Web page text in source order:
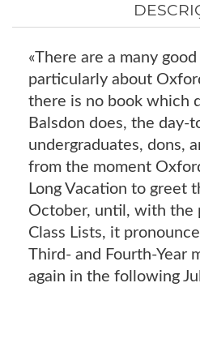
«There are a many
particularly about
there is no book which
Balsdon does, the day-
undergraduates, dons,
from the moment
Long Vacation to greet
October, until, with the
Class Lists, it
Third- and Fourth-Year
again in the following